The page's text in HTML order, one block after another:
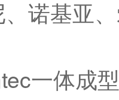
诺基亚
一体成